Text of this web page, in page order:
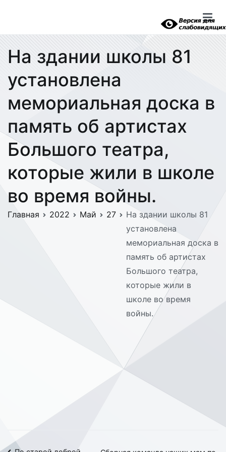
На здании школы 81
установлена
мемориальная доска в
память об артистах
Большого театра,
которые жили в школе
во время войны.
Главная 2022 Май 27
На здании школы 81
установлена
мемориальная доска в
память об артистах
Большого театра,
которые жили в
школе во время
войны.